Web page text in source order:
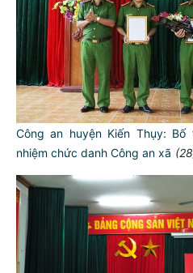
Công an huyện Kiến Thụy:
nhiệm chức danh Công an xã